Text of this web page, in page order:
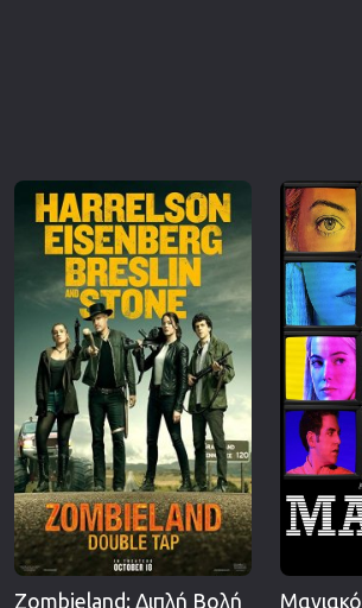
Zombieland: Διπλή Βολή